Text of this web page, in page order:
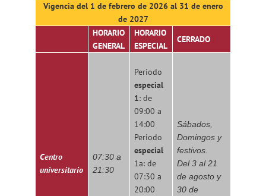
Vigencia del 1 de febrero de 2026 al 31 de enero
de 2027
HORARIO
GENERAL
HORARIO
ESPECIAL
CERRADO
Centro
universitario
07:30 a
21:30
Periodo
especial
1: de
09:00 a
14:00
Periodo
especial
1a: de
07:30 a
20:00
Sábados,
Domingos y
festivos.
Del 3 al 21
de agosto y
30 de